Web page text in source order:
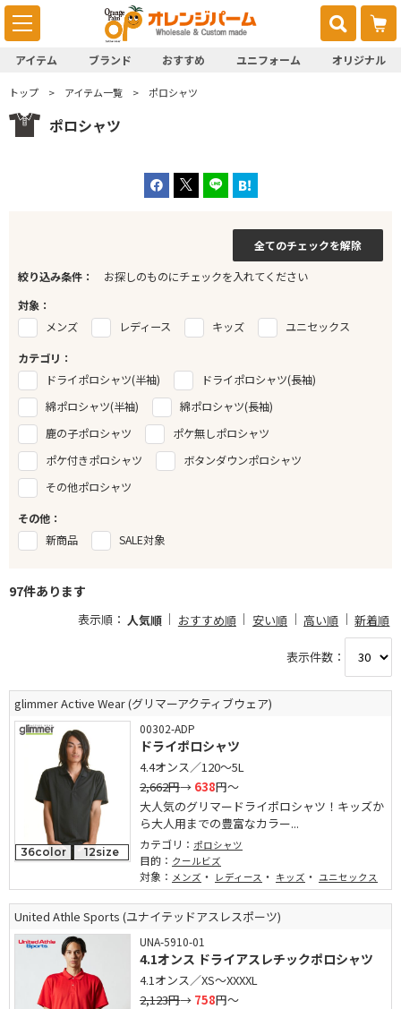
アイテム ブランド おすすめ ユニフォーム オリジナル
トップ アイテム一覧 ポロシャツ
ポロシャツ
全てのチェックを解除
絞り込み条件：
お探しのものにチェックを入れてください
対象：
メンズ
レディース キッズ
ユニセックス
カテゴリ：
ドライポロシャツ(半袖)
ドライポロシャツ(長袖)
綿ポロシャツ(半袖)
綿ポロシャツ(長袖)
鹿の子ポロシャツ
ポケ無しポロシャツ
ポケ付きポロシャツ
ボタンダウンポロシャツ
その他ポロシャツ
その他：
新商品
SALE対象
97件あります
表示順： 人気順 おすすめ順 安い順 高い順 新着順
表示件数：
glimmer Active Wear (グリマーアクティブウェア)
36color 12size
00302-ADP
ドライポロシャツ
4.4オンス／120～5L
2,662円→ 638円～
大人気のグリマードライポロシャツ！キッズか
ら大人用までの豊富なカラー...
カテゴリ： ポロシャツ
目的： クールビズ
対象： メンズ ・ レディース ・ キッズ ・ ユニセックス
United Athle Sports (ユナイテッドアスレスポーツ)
UNA-5910-01
4.1オンス ドライアスレチックポロシャツ
4.1オンス／XS～XXXXL
2,123円→ 758円～